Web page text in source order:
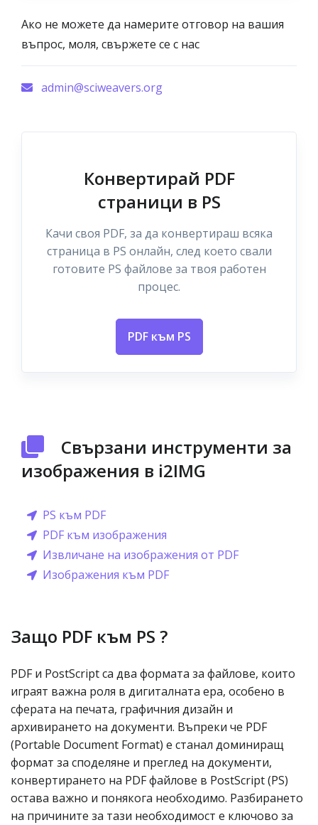
Ако не можете да намерите отговор на вашия
въпрос, моля, свържете се с нас
admin@sciweavers.org
Конвертирай PDF
страници в PS
Качи своя PDF, за да конвертираш всяка
страница в PS онлайн, след което свали
готовите PS файлове за твоя работен
процес.
PDF към PS
Свързани инструменти за
изображения в i2IMG
PS към PDF
PDF към изображения
Извличане на изображения от PDF
Изображения към PDF
Защо PDF към PS ?
PDF и PostScript са два формата за файлове, които
играят важна роля в дигиталната ера, особено в
сферата на печата, графичния дизайн и
архивирането на документи. Въпреки че PDF
(Portable Document Format) е станал доминиращ
формат за споделяне и преглед на документи,
конвертирането на PDF файлове в PostScript (PS)
остава важно и понякога необходимо. Разбирането
на причините за тази необходимост е ключово за